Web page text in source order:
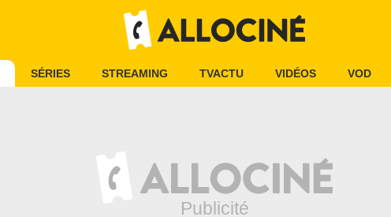
SÉRIES STREAMING TVACTU VIDÉOS VOD